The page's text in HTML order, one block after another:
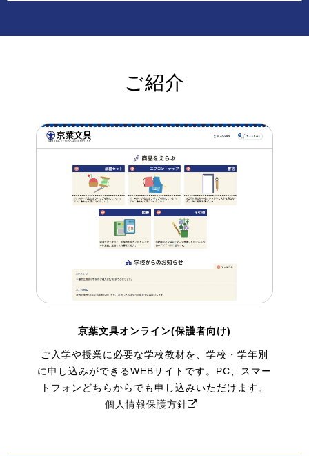
ご紹介
京葉文具オンライン(保護者向け)
ご入学や授業に必要な学校教材を、学校・学年別
に申し込みができるWEBサイトです。PC、スマー
トフォンどちらからでも申し込みいただけます。
個人情報保護方針